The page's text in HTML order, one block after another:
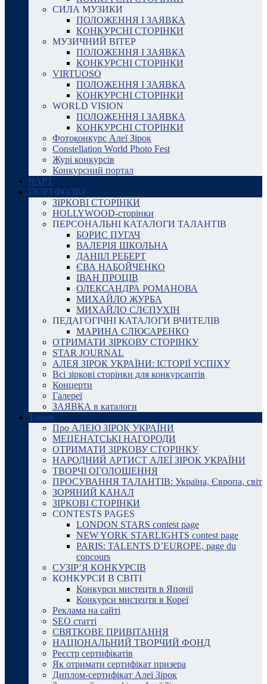
СИЛА МУЗИКИ
ПОЛОЖЕННЯ І ЗАЯВКА
КОНКУРСНІ СТОРІНКИ
МУЗИЧНИЙ ВІТЕР
ПОЛОЖЕННЯ І ЗАЯВКА
КОНКУРСНІ СТОРІНКИ
VIRTUOSO
ПОЛОЖЕННЯ І ЗАЯВКА
КОНКУРСНІ СТОРІНКИ
WORLD VISION
ПОЛОЖЕННЯ І ЗАЯВКА
КОНКУРСНІ СТОРІНКИ
Фотоконкурс Алеї Зірок
Constellation World Photo Fest
Журі конкурсів
Конкурсний портал
ЧАРТ
ПОРТФОЛІО
ЗІРКОВІ СТОРІНКИ
HOLLYWOOD-сторінки
ПЕРСОНАЛЬНІ КАТАЛОГИ ТАЛАНТІВ
БОРИС ПУГАЧ
ВАЛЕРІЯ ШКОЛЬНА
ДАНІІЛ РЕБЕРТ
ЄВА НАБОЙЧЕНКО
ІВАН ПРОЦІВ
ОЛЕКСАНДРА РОМАНОВА
МИХАЙЛО ЖУРБА
МИХАЙЛО СЛЄПУХІН
ПЕДАГОГІЧНІ КАТАЛОГИ ВЧИТЕЛІВ
МАРИНА СЛЮСАРЕНКО
ОТРИМАТИ ЗІРКОВУ СТОРІНКУ
STAR JOURNAL
АЛЕЯ ЗІРОК УКРАЇНИ: ІСТОРІЇ УСПІХУ
Всі зіркові сторінки для конкурсантів
Концерти
Галереї
ЗАЯВКА в каталоги
Також
Про АЛЕЮ ЗІРОК УКРАЇНИ
МЕЦЕНАТСЬКІ НАГОРОДИ
ОТРИМАТИ ЗІРКОВУ СТОРІНКУ
НАРОДНИЙ АРТИСТ АЛЕЇ ЗІРОК УКРАЇНИ
ТВОРЧІ ОГОЛОШЕННЯ
ПРОСУВАННЯ ТАЛАНТІВ: Україна, Європа, світ
ЗОРЯНИЙ КАНАЛ
ЗІРКОВІ СТОРІНКИ
CONTESTS PAGES
LONDON STARS contest page
NEW YORK STARLIGHTS contest page
PARIS: TALENTS D’EUROPE, page du
concours
СУЗІР’Я КОНКУРСІВ
КОНКУРСИ В СВІТІ
Конкурси мистецтв в Японії
Конкурси мистецтв в Кореї
Реклама на сайті
SEO статті
СВЯТКОВЕ ПРИВІТАННЯ
НАЦІОНАЛЬНИЙ ТВОРЧИЙ ФОНД
Реєстр сертифікатів
Як отримати сертифікат призера
Диплом-сертифікат Алеї Зірок